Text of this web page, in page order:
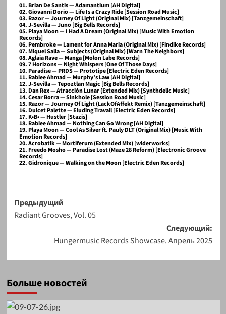
01. Brian De Santis — Adamantium [AH Digital]
02. Giovanni Dorio — Life Is a Crazy Ride [Session Road Music]
03. Razor — Journey Of Light (Original Mix) [Tanzgemeinschaft]
04. J-Sevilla — Juno [Big Bells Records]
05. Playa Moon — I Had A Dream (Original Mix) [Music With Emotion
Records]
06. Pembroke — Lament for Anna Maria (Original Mix) [Findike Records]
07. Miquel Salla — Subjects (Original Mix) [Warn The Neighbors]
08. Aglaia Rave — Manga [Molon Labe Records]
09. 7 Horizons — Night Whispers [One Of Those Days]
10. Paradise — PRDS — Prototipe [Electric Eden Records]
11. Rabiee Ahmad — Murphy’s Law [AH Digital]
12. J-Sevilla — Tepoztlan Magic [Big Bells Records]
13. Dan Rex — Atracción Lunar (Extended Mix) [Synthdelic Music]
14. Cesar Borra — Sinkhole [Session Road Music]
15. Razor — Journey Of Light (LackOfAffekt Remix) [Tanzgemeinschaft]
16. Dulcet Palette — Eluding Travail [Electric Eden Records]
17. K•B• — Hustler [Stazis]
18. Rabiee Ahmad — Nothing Can Go Wrong [AH Digital]
19. Playa Moon — Cool As Silver ft. Pauly DLT (Original Mix) [Music With
Emotion Records]
20. Acrobatik — Mortiferum (Extended Mix) [widerworks]
21. Freedo Mosho — Paradise Lost (Maze 28 Reform) [Electronic Groove
Records]
22. Gidronique — Walking on the Moon [Electric Eden Records]
Предыдущий
Radiant Grooves, Vol. 05
Следующий:
Hungermusic Records Showcase. Апрель 2025
Больше новостей